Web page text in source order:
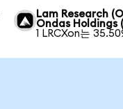
Lam Research
Ondas Holdings
1 LRCXon는